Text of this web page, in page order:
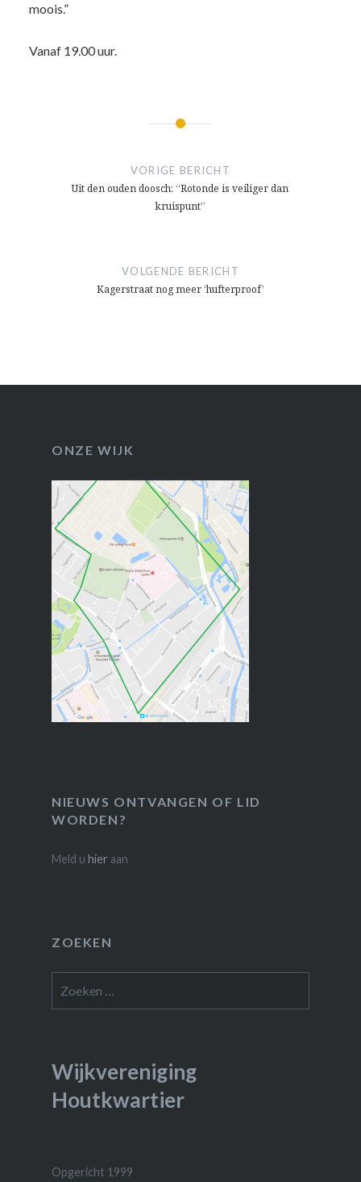
moois.”
Vanaf 19.00 uur.
VORIGE BERICHT
Uit den ouden doosch: “Rotonde is veiliger dan
kruispunt”
VOLGENDE BERICHT
Kagerstraat nog meer ‘hufterproof’
ONZE WIJK
NIEUWS ONTVANGEN OF LID
WORDEN?
Meld u hier aan
ZOEKEN
naar:
Wijkvereniging
Houtkwartier
Opgericht 1999